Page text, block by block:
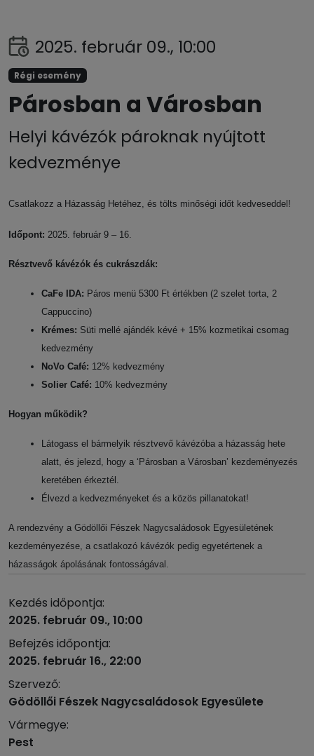
2025. február 09., 10:00
Régi esemény
Párosban a Városban
Helyi kávézók pároknak nyújtott
kedvezménye
Csatlakozz a Házasság Hetéhez, és tölts minőségi időt kedveseddel!
Időpont: 2025. február 9 – 16.
Résztvevő kávézók és cukrászdák:
CaFe IDA: Páros menü 5300 Ft értékben (2 szelet torta, 2
Cappuccino)
Krémes: Süti mellé ajándék kévé + 15% kozmetikai csomag
kedvezmény
NoVo Café: 12% kedvezmény
Solier Café: 10% kedvezmény
Hogyan működik?
Látogass el bármelyik résztvevő kávézóba a házasság hete
alatt, és jelezd, hogy a ‘Párosban a Városban’ kezdeményezés
keretében érkeztél.
Élvezd a kedvezményeket és a közös pillanatokat!
A rendezvény a Gödöllői Fészek Nagycsaládosok Egyesületének
kezdeményezése, a csatlakozó kávézók pedig egyetértenek a
házasságok ápolásának fontosságával.
Kezdés időpontja:
2025. február 09., 10:00
Befejzés időpontja:
2025. február 16., 22:00
Szervező:
Gödöllői Fészek Nagycsaládosok Egyesülete
Vármegye:
Pest